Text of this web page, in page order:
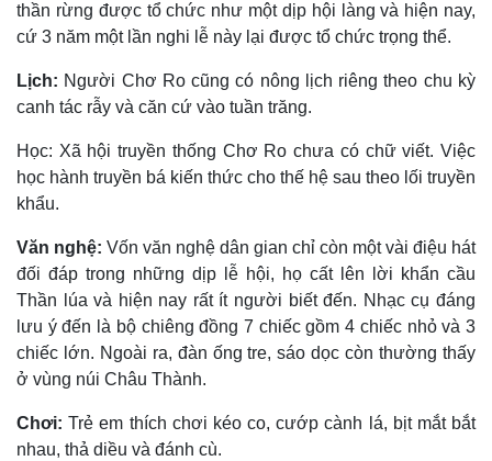
thần rừng được tổ chức như một dịp hội làng và hiện nay,
cứ 3 năm một lần nghi lễ này lại được tổ chức trọng thể.
Lịch: Người Chơ Ro cũng có nông lịch riêng theo chu kỳ
canh tác rẫy và căn cứ vào tuần trăng.
Học: Xã hội truyền thống Chơ Ro chưa có chữ viết. Việc
học hành truyền bá kiến thức cho thế hệ sau theo lối truyền
khẩu.
Văn nghệ: Vốn văn nghệ dân gian chỉ còn một vài điệu hát
đối đáp trong những dịp lễ hội, họ cất lên lời khẩn cầu
Thần lúa và hiện nay rất ít người biết đến. Nhạc cụ đáng
lưu ý đến là bộ chiêng đồng 7 chiếc gồm 4 chiếc nhỏ và 3
chiếc lớn. Ngoài ra, đàn ống tre, sáo dọc còn thường thấy
ở vùng núi Châu Thành.
Chơi:Trẻ em thích chơi kéo co, cướp cành lá, bịt mắt bắt
nhau, thả diều và đánh cù.